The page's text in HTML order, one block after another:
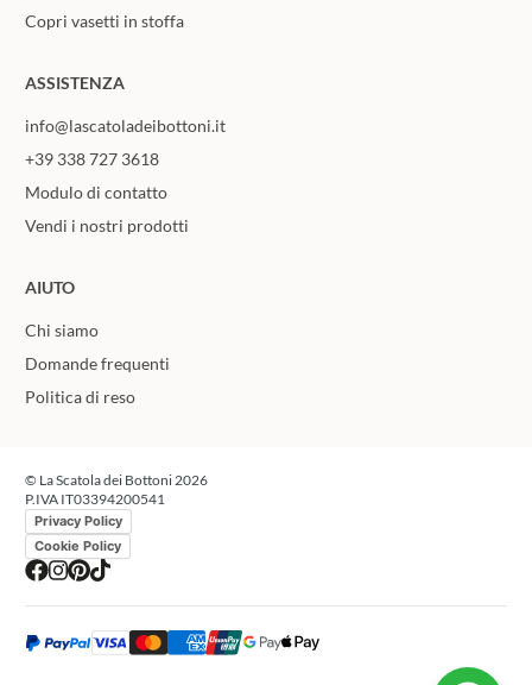
Copri vasetti in stoffa
ASSISTENZA
info@lascatoladeibottoni.it
+39 338 727 3618
Modulo di contatto
Vendi i nostri prodotti
AIUTO
Chi siamo
Domande frequenti
Politica di reso
© La Scatola dei Bottoni 2026
P.IVA IT03394200541
Privacy Policy
Cookie Policy